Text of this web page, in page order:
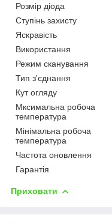
Розмір діода
Ступінь захисту
Яскравість
Використання
Режим сканування
Тип з'єднання
Кут огляду
Мксимальна робоча
температура
Мінімальна робоча
температура
Частота оновлення
Гарантія
Приховати